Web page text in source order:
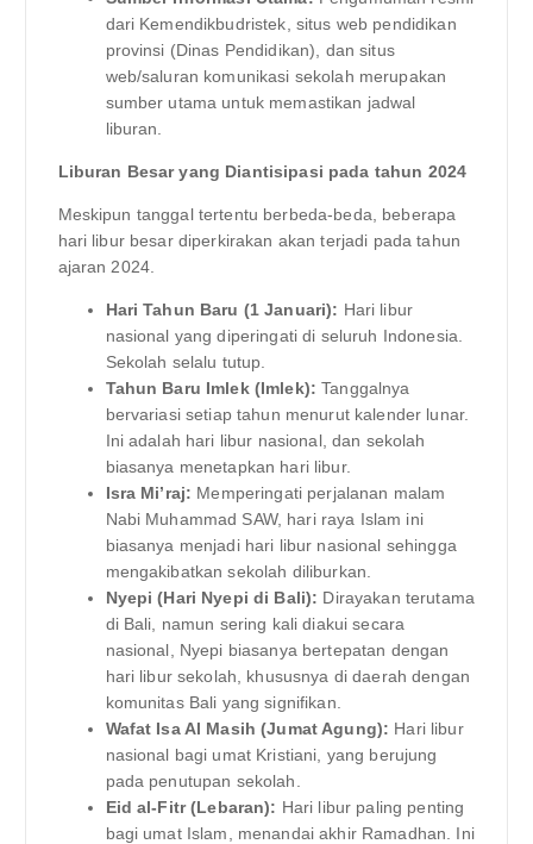
dari Kemendikbudristek, situs web pendidikan
provinsi (Dinas Pendidikan), dan situs
web/saluran komunikasi sekolah merupakan
sumber utama untuk memastikan jadwal
liburan.
Liburan Besar yang Diantisipasi pada tahun 2024
Meskipun tanggal tertentu berbeda-beda, beberapa
hari libur besar diperkirakan akan terjadi pada tahun
ajaran 2024.
Hari Tahun Baru (1 Januari): Hari libur
nasional yang diperingati di seluruh Indonesia.
Sekolah selalu tutup.
Tahun Baru Imlek (Imlek): Tanggalnya
bervariasi setiap tahun menurut kalender lunar.
Ini adalah hari libur nasional, dan sekolah
biasanya menetapkan hari libur.
Isra Mi’raj: Memperingati perjalanan malam
Nabi Muhammad SAW, hari raya Islam ini
biasanya menjadi hari libur nasional sehingga
mengakibatkan sekolah diliburkan.
Nyepi (Hari Nyepi di Bali): Dirayakan terutama
di Bali, namun sering kali diakui secara
nasional, Nyepi biasanya bertepatan dengan
hari libur sekolah, khususnya di daerah dengan
komunitas Bali yang signifikan.
Wafat Isa Al Masih (Jumat Agung): Hari libur
nasional bagi umat Kristiani, yang berujung
pada penutupan sekolah.
Eid al-Fitr (Lebaran): Hari libur paling penting
bagi umat Islam, menandai akhir Ramadhan. Ini